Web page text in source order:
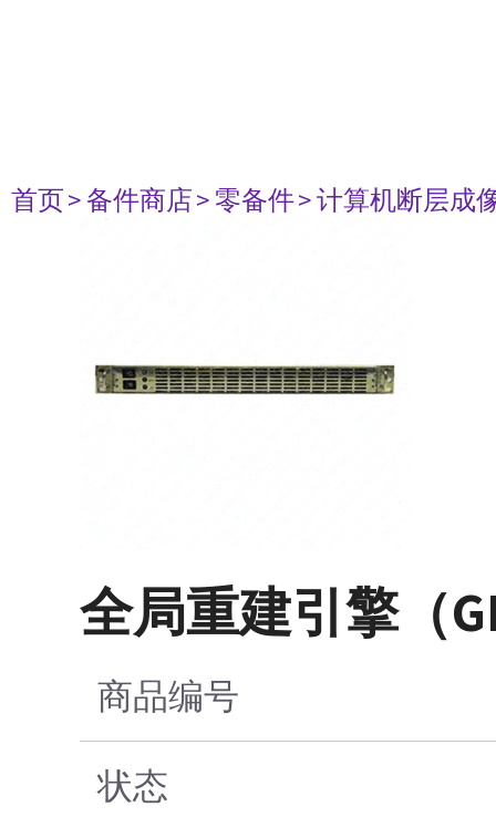
首页> 备件商店> 零备件> 计算机断层成
全局重建引擎（
商品编号
状态